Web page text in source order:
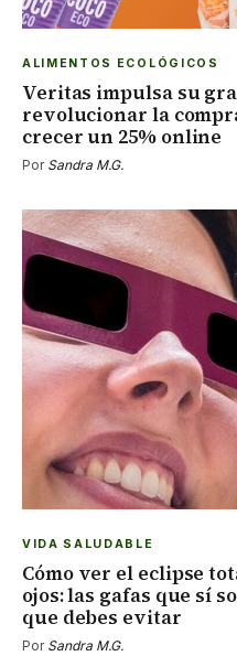
ALIMENTOS ECOLÓGICOS
Veritas impulsa su
revolucionar la
crecer un 25% online
Por Sandra M.G.
VIDA SALUDABLE
Cómo ver el eclipse
ojos: las gafas que sí
que debes evitar
Por Sandra M.G.